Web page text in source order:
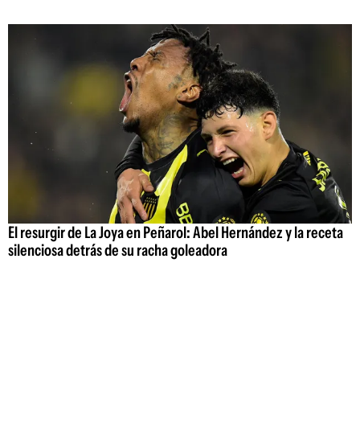
El resurgir de La Joya en Peñarol: Abel Hernández y la receta
silenciosa detrás de su racha goleadora